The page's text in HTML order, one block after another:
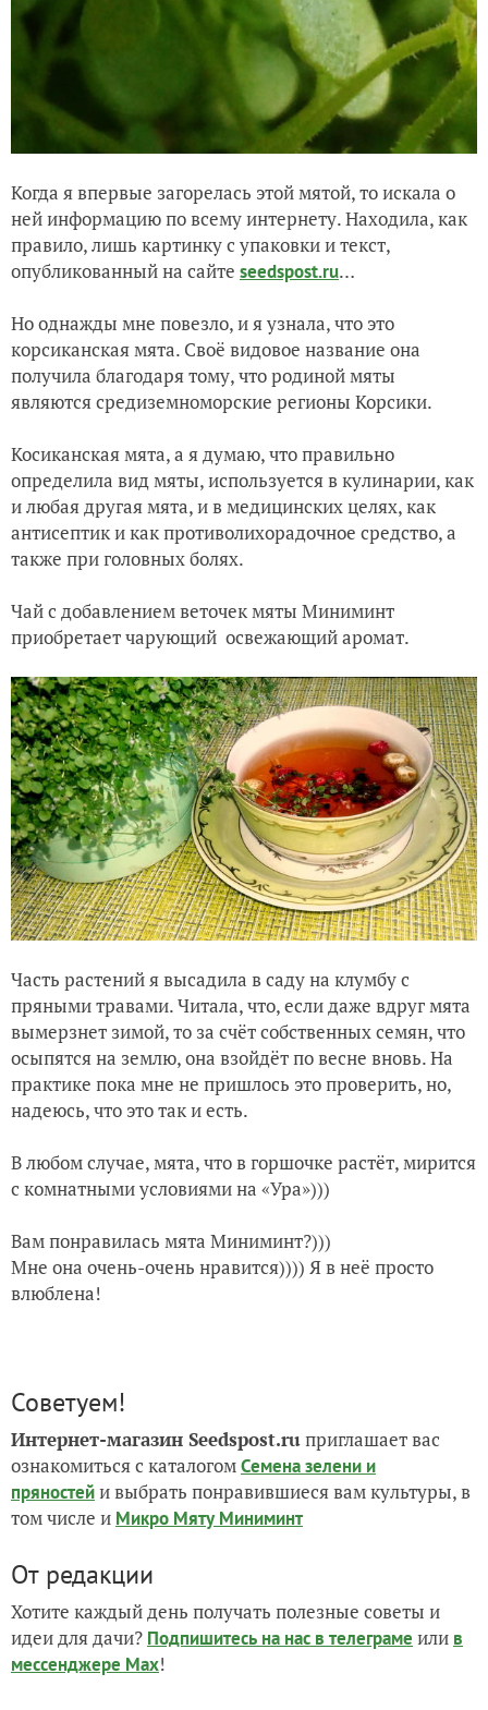
Когда я впервые загорелась этой мятой, то искала о
ней информацию по всему интернету. Находила, как
правило, лишь картинку с упаковки и текст,
опубликованный на сайте seedspost.ru…
Но однажды мне повезло, и я узнала, что это
корсиканская мята. Своё видовое название она
получила благодаря тому, что родиной мяты
являются средиземноморские регионы Корсики.
Косиканская мята, а я думаю, что правильно
определила вид мяты, используется в кулинарии, как
и любая другая мята, и в медицинских целях, как
антисептик и как противолихорадочное средство, а
также при головных болях.
Чай с добавлением веточек мяты Миниминт
приобретает чарующий освежающий аромат.
Часть растений я высадила в саду на клумбу с
пряными травами. Читала, что, если даже вдруг мята
вымерзнет зимой, то за счёт собственных семян, что
осыпятся на землю, она взойдёт по весне вновь. На
практике пока мне не пришлось это проверить, но,
надеюсь, что это так и есть.
В любом случае, мята, что в горшочке растёт, мирится
с комнатными условиями на «Ура»)))
Вам понравилась мята Миниминт?)))
Мне она очень-очень нравится)))) Я в неё просто
влюблена!
Советуем!
Интернет-магазин Seedspost.ruприглашает вас
ознакомиться с каталогомСемена зелени и
пряностейи выбрать понравившиеся вам культуры, в
том числе и Микро Мяту Миниминт
От редакции
Хотите каждый день получать полезные советы и
идеи для дачи? Подпишитесь на нас в телеграме или в
мессенджере Max!